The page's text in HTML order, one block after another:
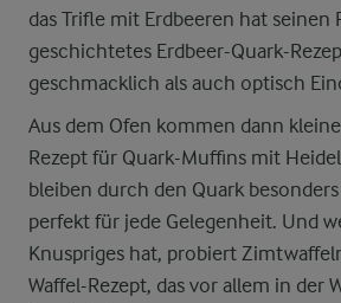
das Trifle mit Erdbeeren hat seinen
geschichtetes Erdbeer-Quark-
geschmacklich als auch optisch
Aus dem Ofen kommen dann
Rezept für Quark-Muffins mit
bleiben durch den Quark
perfekt für jede Gelegenheit. Und
Knuspriges hat, probiert
Waffel-Rezept, das vor allem in der